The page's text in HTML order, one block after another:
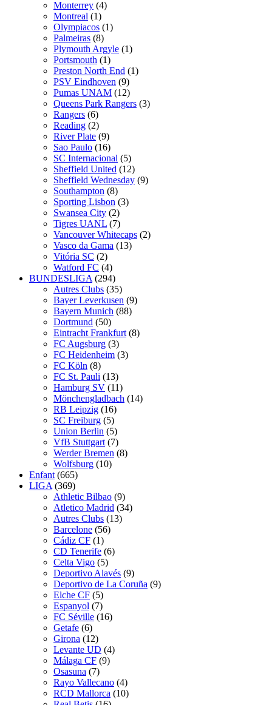
Monterrey (4)
Montreal (1)
Olympiacos (1)
Palmeiras (8)
Plymouth Argyle (1)
Portsmouth (1)
Preston North End (1)
PSV Eindhoven (9)
Pumas UNAM (12)
Queens Park Rangers (3)
Rangers (6)
Reading (2)
River Plate (9)
Sao Paulo (16)
SC Internacional (5)
Sheffield United (12)
Sheffield Wednesday (9)
Southampton (8)
Sporting Lisbon (3)
Swansea City (2)
Tigres UANL (7)
Vancouver Whitecaps (2)
Vasco da Gama (13)
Vitória SC (2)
Watford FC (4)
BUNDESLIGA (294)
Autres Clubs (35)
Bayer Leverkusen (9)
Bayern Munich (88)
Dortmund (50)
Eintracht Frankfurt (8)
FC Augsburg (3)
FC Heidenheim (3)
FC Köln (8)
FC St. Pauli (13)
Hamburg SV (11)
Mönchengladbach (14)
RB Leipzig (16)
SC Freiburg (5)
Union Berlin (5)
VfB Stuttgart (7)
Werder Bremen (8)
Wolfsburg (10)
Enfant (665)
LIGA (369)
Athletic Bilbao (9)
Atletico Madrid (34)
Autres Clubs (13)
Barcelone (56)
Cádiz CF (1)
CD Tenerife (6)
Celta Vigo (5)
Deportivo Alavés (9)
Deportivo de La Coruña (9)
Elche CF (5)
Espanyol (7)
FC Séville (16)
Getafe (6)
Girona (12)
Levante UD (4)
Málaga CF (9)
Osasuna (7)
Rayo Vallecano (4)
RCD Mallorca (10)